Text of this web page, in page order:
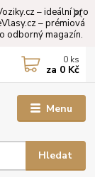
– ideální pro
– prémiová
odborný magazín.
Menu
Hledat
0 ks
za 0 Kč